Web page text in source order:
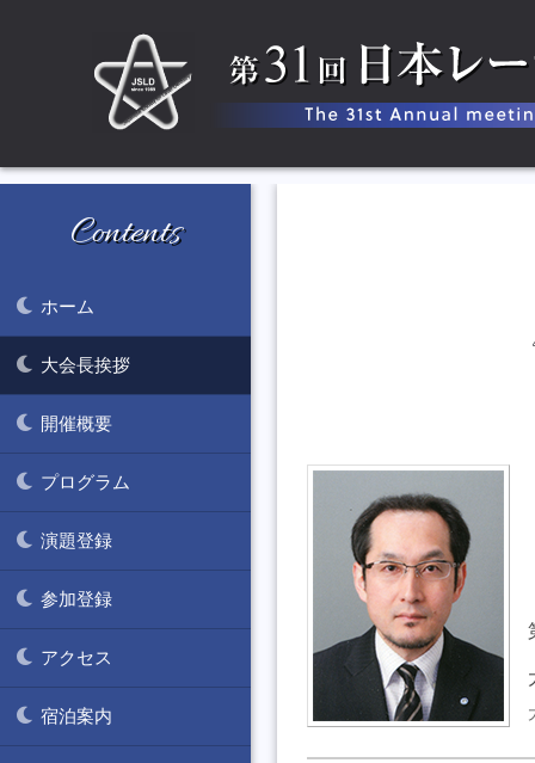
Contents
ホーム
大会長挨拶
開催概要
プログラム
演題登録
参加登録
アクセス
宿泊案内